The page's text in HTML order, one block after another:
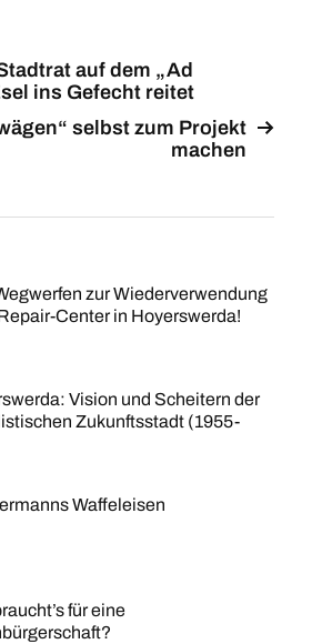
auf dem „Ad
ins Gefecht reitet
selbst zum Projekt
machen
zur Wiederverwendung
Center in Hoyerswerda!
Vision und Scheitern der
Zukunftsstadt (1955-
Waffeleisen
für eine